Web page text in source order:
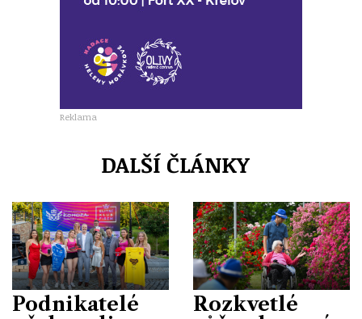
Reklama
DALŠÍ ČLÁNKY
Podnikatelé
Rozkvetlé